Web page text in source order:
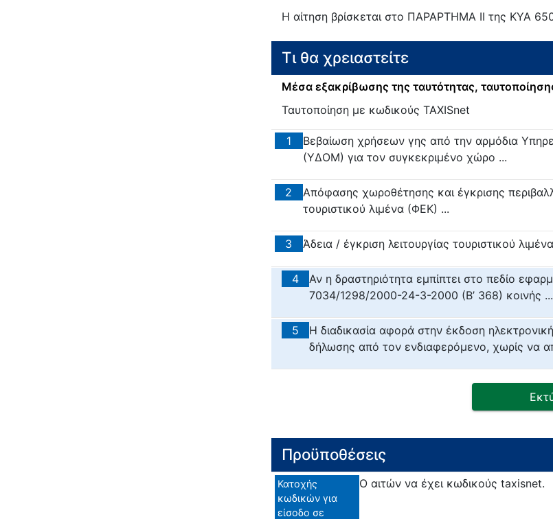
Η αίτηση βρίσκεται στο ΠΑΡΑΡΤΗΜΑ ΙΙ της ΚΥΑ
Τι θα χρειαστείτε
Μέσα εξακρίβωσης της ταυτότητας,
Ταυτοποίηση με κωδικούς TAXISnet
1
Βεβαίωση χρήσεων γης από την αρμόδια
(ΥΔΟΜ) για τον συγκεκριμένο χώρο ...
2
Απόφασης χωροθέτησης και έγκρισης
τουριστικού λιμένα (ΦΕΚ) ...
3 Άδεια / έγκριση λειτουργίας τουριστικού
4
Αν η δραστηριότητα εμπίπτει στο πεδίο
7034/1298/2000-24-3-2000 (Β’ 368) κοινής ...
5
Η διαδικασία αφορά στην έκδοση
δήλωσης από τον ενδιαφερόμενο, χωρίς να
Προϋποθέσεις
Κατοχής
κωδικών για
είσοδο σε
Ο αιτών να έχει κωδικούς taxisnet.